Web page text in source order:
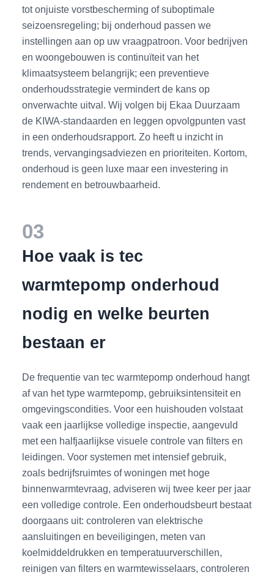
tot onjuiste vorstbescherming of suboptimale
seizoensregeling; bij onderhoud passen we
instellingen aan op uw vraagpatroon. Voor bedrijven
en woongebouwen is continuïteit van het
klimaatsysteem belangrijk; een preventieve
onderhoudsstrategie vermindert de kans op
onverwachte uitval. Wij volgen bij Ekaa Duurzaam
de KIWA-standaarden en leggen opvolgpunten vast
in een onderhoudsrapport. Zo heeft u inzicht in
trends, vervangingsadviezen en prioriteiten. Kortom,
onderhoud is geen luxe maar een investering in
rendement en betrouwbaarheid.
03
Hoe vaak is tec
warmtepomp onderhoud
nodig en welke beurten
bestaan er
De frequentie van tec warmtepomp onderhoud hangt
af van het type warmtepomp, gebruiksintensiteit en
omgevingscondities. Voor een huishouden volstaat
vaak een jaarlijkse volledige inspectie, aangevuld
met een halfjaarlijkse visuele controle van filters en
leidingen. Voor systemen met intensief gebruik,
zoals bedrijfsruimtes of woningen met hoge
binnenwarmtevraag, adviseren wij twee keer per jaar
een volledige controle. Een onderhoudsbeurt bestaat
doorgaans uit: controleren van elektrische
aansluitingen en beveiligingen, meten van
koelmiddeldrukken en temperatuurverschillen,
reinigen van filters en warmtewisselaars, controleren